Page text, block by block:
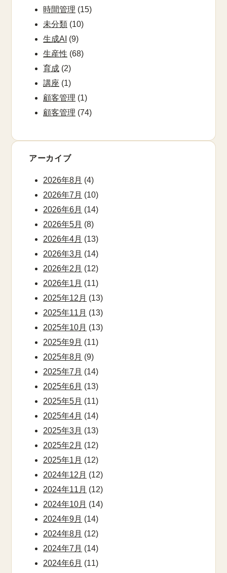
時間管理 (15)
未分類 (10)
生成AI (9)
生産性 (68)
育成 (2)
講座 (1)
顧客管理 (1)
顧客管理 (74)
アーカイブ
2026年8月 (4)
2026年7月 (10)
2026年6月 (14)
2026年5月 (8)
2026年4月 (13)
2026年3月 (14)
2026年2月 (12)
2026年1月 (11)
2025年12月 (13)
2025年11月 (13)
2025年10月 (13)
2025年9月 (11)
2025年8月 (9)
2025年7月 (14)
2025年6月 (13)
2025年5月 (11)
2025年4月 (14)
2025年3月 (13)
2025年2月 (12)
2025年1月 (12)
2024年12月 (12)
2024年11月 (12)
2024年10月 (14)
2024年9月 (14)
2024年8月 (12)
2024年7月 (14)
2024年6月 (11)